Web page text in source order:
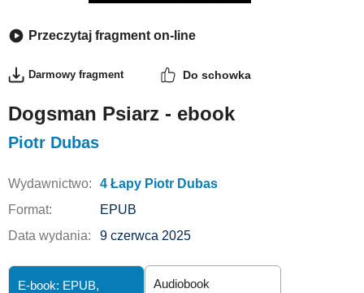
Przeczytaj fragment on-line
Darmowy fragment Do schowka
Dogsman Psiarz - ebook
Piotr Dubas
Wydawnictwo:
4 Łapy Piotr Dubas
Format:
EPUB
Data wydania:
9 czerwca 2025
E-book: EPUB, Audiobook